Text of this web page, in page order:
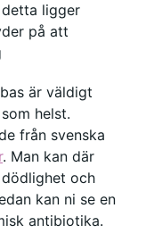
ligger
på att
är väldigt
helst.
från svenska
. Man kan där
och
kan ni se en
antibiotika.